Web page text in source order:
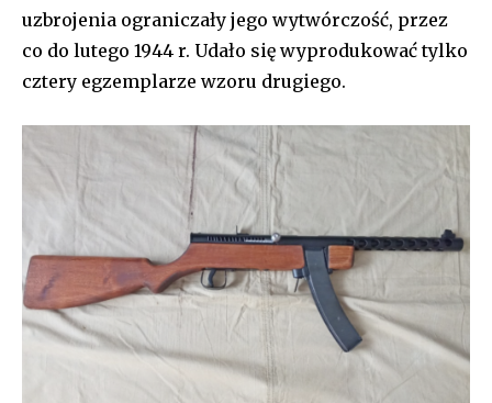
uzbrojenia ograniczały jego wytwórczość, przez
co do lutego 1944 r. Udało się wyprodukować tylko
cztery egzemplarze wzoru drugiego.